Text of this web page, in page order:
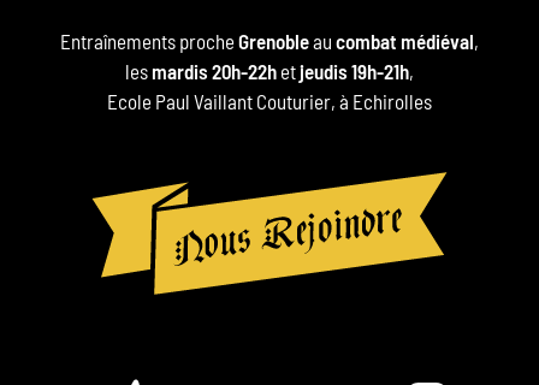
Entraînements procheGrenobleau combat médiéval ,
les mardis 20h-22h etjeudis 19h-21h,
Ecole Paul Vaillant Couturier, à Echirolles